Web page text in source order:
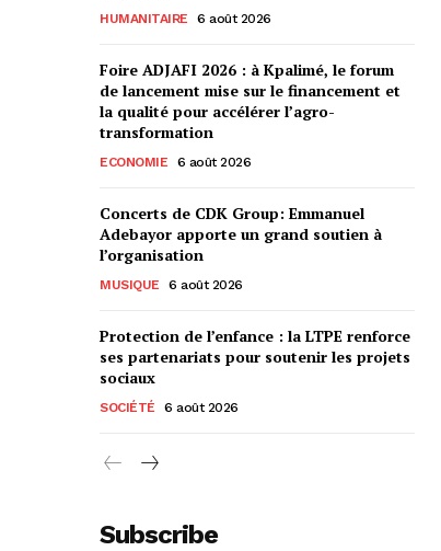
HUMANITAIRE 6 août 2026
Foire ADJAFI 2026 : à Kpalimé, le forum
de lancement mise sur le financement et
la qualité pour accélérer l’agro-
transformation
ECONOMIE 6 août 2026
Concerts de CDK Group: Emmanuel
Adebayor apporte un grand soutien à
l’organisation
MUSIQUE 6 août 2026
Protection de l’enfance : la LTPE renforce
ses partenariats pour soutenir les projets
sociaux
SOCIÉTÉ 6 août 2026
Subscribe